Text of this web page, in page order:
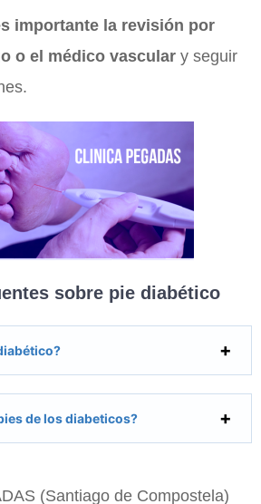
importante la revisión por
o el médico vascular y seguir
sobre pie diabético
de los diabeticos?
(Santiago de Compostela)